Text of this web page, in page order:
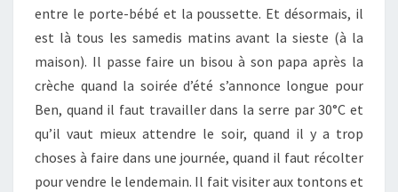
entre le porte-bébé et la poussette. Et désormais, il
est là tous les samedis matins avant la sieste (à la
maison). Il passe faire un bisou à son papa après la
crèche quand la soirée d’été s’annonce longue pour
Ben, quand il faut travailler dans la serre par 30°C et
qu’il vaut mieux attendre le soir, quand il y a trop
choses à faire dans une journée, quand il faut récolter
pour vendre le lendemain. Il fait visiter aux tontons et